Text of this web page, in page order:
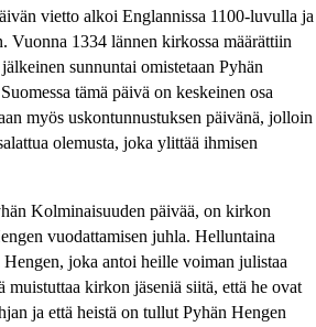
vietto alkoi Englannissa 1100-luvulla ja
Vuonna 1334 lännen kirkossa määrättiin
sunnuntai omistetaan Pyhän
tämä päivä on keskeinen osa
myös uskontunnustuksen päivänä, jolloin
olemusta, joka ylittää ihmisen
Kolminaisuuden päivää, on kirkon
vuodattamisen juhla. Helluntaina
Hengen, joka antoi heille voiman julistaa
muistuttaa kirkon jäseniä siitä, että he ovat
ja että heistä on tullut Pyhän Hengen